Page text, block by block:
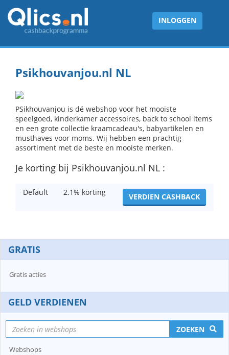
INLOGGEN
Psikhouvanjou.nl NL
PSikhouvanjou is dé webshop voor het mooiste
speelgoed, kinderkamer accessoires, back to school items
en een grote collectie kraamcadeau's, babyartikelen en
musthaves voor moms. Wij hebben een prachtig
assortiment met de beste en mooiste merken.
Je korting bij Psikhouvanjou.nl NL :
Default 2.1% korting VERDIEN CASHBACK
GRATIS
Gratis acties
GELD VERDIENEN
ZOEKEN
Webshops